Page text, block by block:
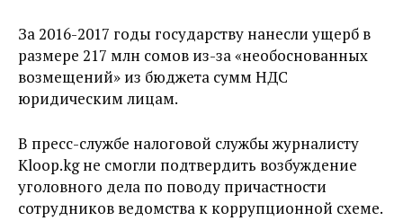
За 2016-2017 годы государству нанесли ущерб в
размере 217 млн сомов из-за «необоснованных
возмещений» из бюджета сумм НДС
юридическим лицам.
В пресс-службе налоговой службы журналисту
Kloop.kg не смогли подтвердить возбуждение
уголовного дела по поводу причастности
сотрудников ведомства к коррупционной схеме.